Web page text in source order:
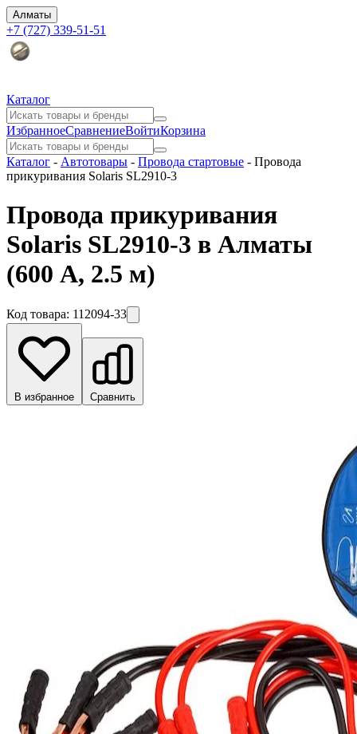
Алматы
+7 (727) 339-51-51
Каталог
ИзбранноеСравнениеВойтиКорзина
Каталог - Автотовары - Провода стартовые - Провода
прикуривания Solaris SL2910-3
Провода прикуривания
Solaris SL2910-3 в Алматы
(600 А, 2.5 м)
Код товара: 112094-33
В избранное Сравнить